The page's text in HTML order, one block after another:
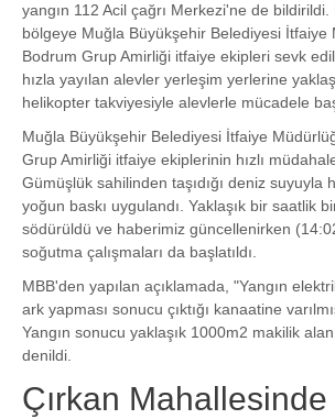
yangın 112 Acil çağrı Merkezi'ne de
bölgeye Muğla Büyükşehir Belediyesi İtfaiye
Bodrum Grup Amirliği itfaiye ekipleri sevk
hızla yayılan alevler yerleşim yerlerine
helikopter takviyesiyle alevlerle mücadele
Muğla Büyükşehir Belediyesi İtfaiye
Grup Amirliği itfaiye ekiplerinin hızlı
Gümüşlük sahilinden taşıdığı deniz suyuyla
yoğun baskı uygulandı. Yaklaşık bir saatlik
södürüldü ve haberimiz güncellenirken
soğutma çalışmaları da başlatıldı.
MBB'den yapılan açıklamada, "Yangın
ark yapması sonucu çıktığı kanaatine
Yangın sonucu yaklaşık 1000m2 makilik
denildi.
Çırkan Mahallesinde